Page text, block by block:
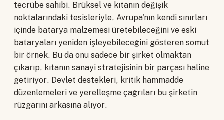
tecrübe sahibi. Brüksel ve kıtanın değişik
noktalarındaki tesisleriyle, Avrupa'nın kendi sınırları
içinde batarya malzemesi üretebileceğini ve eski
bataryaları yeniden işleyebileceğini gösteren somut
bir örnek. Bu da onu sadece bir şirket olmaktan
çıkarıp, kıtanın sanayi stratejisinin bir parçası haline
getiriyor. Devlet destekleri, kritik hammadde
düzenlemeleri ve yerelleşme çağrıları bu şirketin
rüzgarını arkasına alıyor.